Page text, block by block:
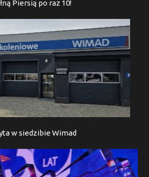
Piersią po raz 10!
w siedzibie Wimad